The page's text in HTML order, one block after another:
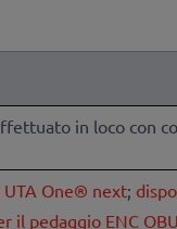
in loco con
UTA One® next;
il pedaggio ENC OBU